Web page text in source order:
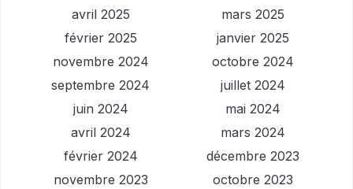
avril 2025
mars 2025
février 2025
janvier 2025
novembre 2024
octobre 2024
septembre 2024
juillet 2024
juin 2024
mai 2024
avril 2024
mars 2024
février 2024
décembre 2023
novembre 2023
octobre 2023